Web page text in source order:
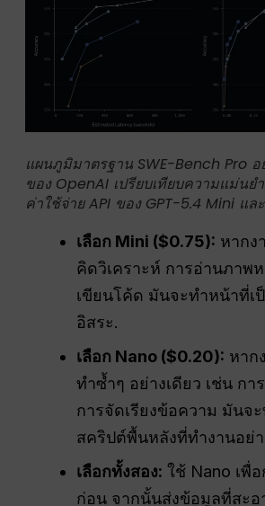
แผนภูมิมาตรฐาน SWE-Bench Pro อ
ของ OpenAI เปรียบเทียบความแม่นย
ค่าใช้จ่าย API ของ GPT-5.4 Mini แล
เลือก Mini ($0.75): หากง
คิดวิเคราะห์ การอ่านภาพ
เขียนโค้ด มันจะทำหน้าที่เ
อิสระ.
เลือก Nano ($0.20): หาก
ทำซ้ำๆ อย่างเดียว เช่น ก
การจัดเรียงข้อความ มันจ
สคริปต์พื้นหลังที่ทำงานอย่า
เลือกทั้งสอง: ใช้ Nano เพื่
ก่อน จากนั้นส่งข้อมูลที่สะอ